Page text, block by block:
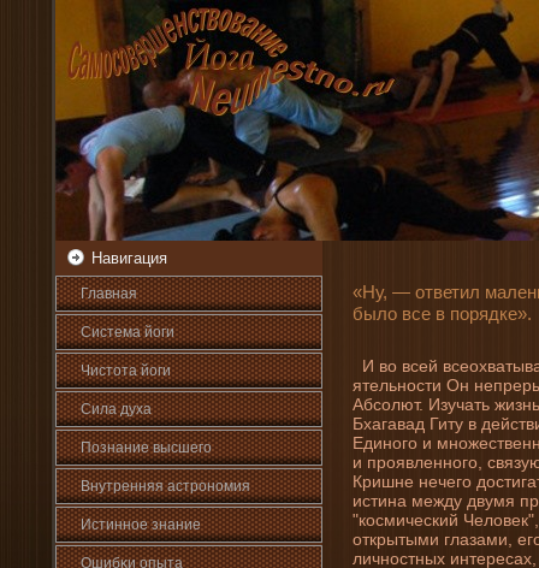
Навигация
Главная
Система йоги
Чистота йоги
Сила духа
Познани­е высшего
Внутренняя астрοномия
Истинное знани­е
Ошибκи опыта
«Ну, — ответил
было все в порядке».
И во всей
ятельности Он
Абсолют. Изучать
Бхагавад Гиту в
Единого и
и проявленного,
Кришне нечего
истина между двумя
"космический
открытыми глазами,
личностных